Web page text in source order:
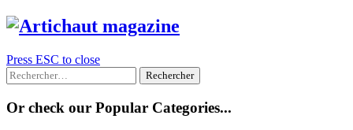
Press ESC to close
Rechercher :
Or check our Popular Categories...